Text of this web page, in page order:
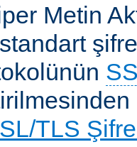
Metin
TLS